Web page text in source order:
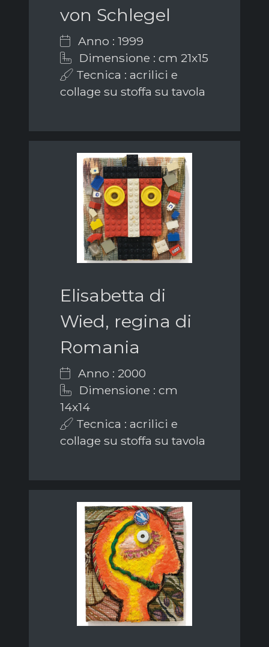
von Schlegel
Anno : 1999
Dimensione : cm 21x15
Tecnica : acrilici e
collage su stoffa su tavola
Elisabetta di
Wied, regina di
Romania
Anno : 2000
Dimensione : cm
14x14
Tecnica : acrilici e
collage su stoffa su tavola